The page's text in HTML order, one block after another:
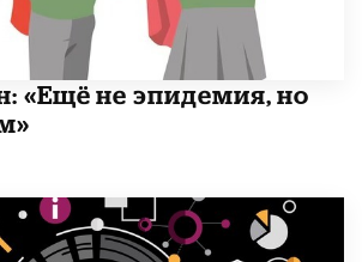
«Ещё не эпидемия, но